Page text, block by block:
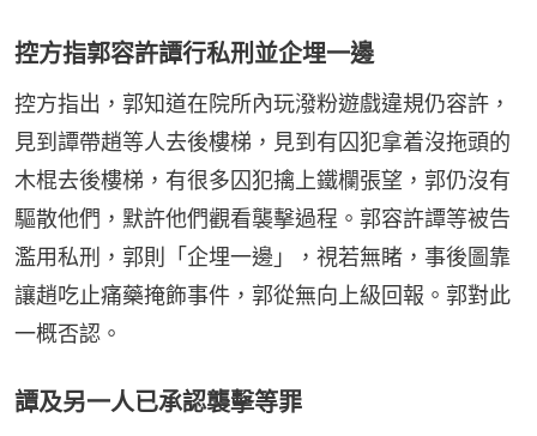
控方指郭容許譚行私刑並企埋一邊
控方指出，郭知道在院所內玩潑粉遊戲違規仍容許，
見到譚帶趙等人去後樓梯，見到有囚犯拿着沒拖頭的
木棍去後樓梯，有很多囚犯擒上鐵欄張望，郭仍沒有
驅散他們，默許他們觀看襲擊過程。郭容許譚等被告
濫用私刑，郭則「企埋一邊」，視若無睹，事後圖靠
讓趙吃止痛藥掩飾事件，郭從無向上級回報。郭對此
一概否認。
譚及另一人已承認襲擊等罪